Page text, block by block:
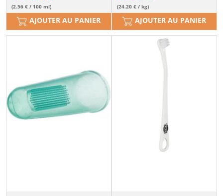
(2.56 € / 100 ml)
AJOUTER AU PANIER
(24.20 € / kg)
AJOUTER AU PANIER